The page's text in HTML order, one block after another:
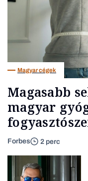
Magyar cégek
Magasabb
magyar
Forbes 2 perc